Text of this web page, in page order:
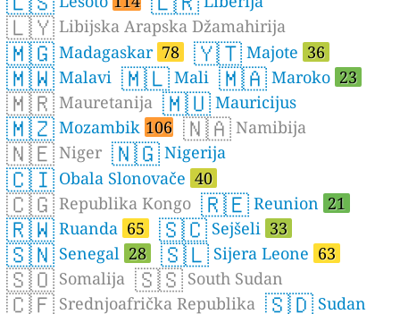
🇱🇾 Libijska Arapska Džamahirija
🇲🇬 Madagaskar 78 🇾🇹 Majote 36
🇲🇼 Malavi 🇲🇱 Mali 🇲🇦 Maroko 23
🇲🇷 Mauretanija 🇲🇺 Mauricijus
🇲🇿 Mozambik 106 🇳🇦 Namibija
🇳🇪 Niger 🇳🇬 Nigerija
🇨🇮 Obala Slonovače 40
🇨🇬 Republika Kongo 🇷🇪 Reunion 21
🇷🇼 Ruanda 65 🇸🇨 Sejšeli 33
🇸🇳 Senegal 28 🇸🇱 Sijera Leone 63
🇸🇴 Somalija 🇸🇸 South Sudan
🇨🇫 Srednjoafrička Republika 🇸🇩 Sudan